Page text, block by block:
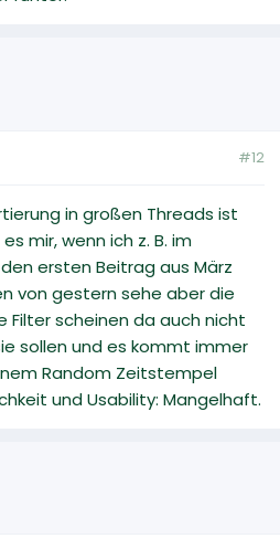
#12
in großen Threads ist
mir, wenn ich z. B. im
ersten Beitrag aus März
von gestern sehe aber die
Filter scheinen da auch nicht
sollen und es kommt immer
Random Zeitstempel
und Usability: Mangelhaft.